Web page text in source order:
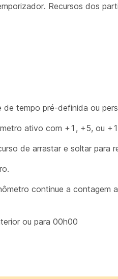
Recursos dos
tempo pré-definida ou
ativo com +1, +5, ou
de arrastar e soltar para
continue a contagem
ou para 00h00